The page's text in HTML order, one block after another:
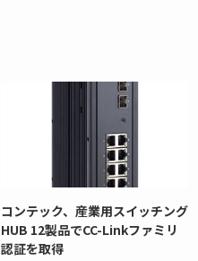
コンテック、産業用スイッチング
HUB 12製品でCC-Linkファミリ
認証を取得